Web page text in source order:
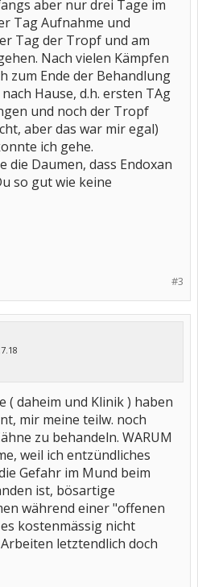
aber nur drei Tage im
Tag Aufnahme und
Tag der Tropf und am
Nach vielen Kämpfen
zum Ende der Behandlung
Hause, d.h. ersten TAg
und noch der Tropf
aber das war mir egal)
ich gehe.
die Daumen, dass Endoxan
so gut wie keine
#3
( daheim und Klinik ) haben
mir meine teilw. noch
zu behandeln. WARUM
weil ich entzündliches
Gefahr im Mund beim
ist, bösartige
während einer "offenen
kostenmässig nicht
letztendlich doch